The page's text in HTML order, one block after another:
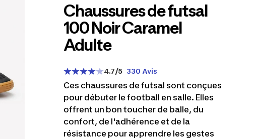
Chaussures de futsal
100 Noir Caramel
Adulte
4.7/5 330 Avis
Ces chaussures de futsal sont conçues
pour débuter le football en salle. Elles
offrent un bon toucher de balle, du
confort, de l'adhérence et de la
résistance pour apprendre les gestes